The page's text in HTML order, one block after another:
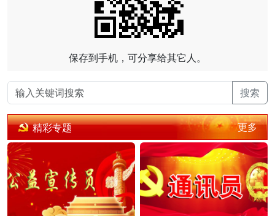
保存到手机，可分享给其它人。
搜索
精彩专题 更多